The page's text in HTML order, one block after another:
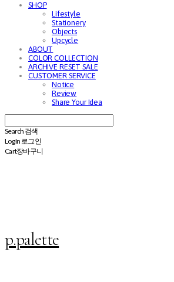
SHOP
Lifestyle
Stationery
Objects
Upcycle
ABOUT
COLOR COLLECTION
ARCHIVE RESET SALE
CUSTOMER SERVICE
Notice
Review
Share Your Idea
Search 검색
Log In 로그인
Cart장바구니
p.palette